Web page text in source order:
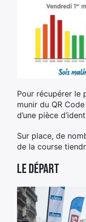
Pour récupérer le
munir du QR
d’une pièce
Sur place, de
de la course
Le départ